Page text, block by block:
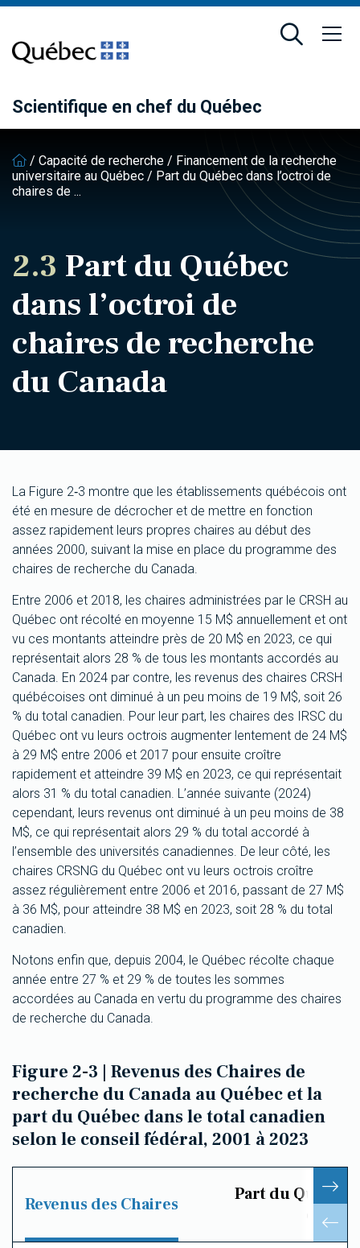
contenu
principal
pied
de
Scientifique en chef du Québec
/ Capacité de recherche / Financement de la recherche
universitaire au Québec / Part du Québec dans l’octroi de
chaires de ...
2.3 Part du Québec
dans l’octroi de
chaires de recherche
du Canada
La Figure 2‑3 montre que les établissements québécois ont
été en mesure de décrocher et de mettre en fonction
assez rapidement leurs propres chaires au début des
années 2000, suivant la mise en place du programme des
chaires de recherche du Canada.
Entre 2006 et 2018, les chaires administrées par le CRSH au
Québec ont récolté en moyenne 15 M$ annuellement et ont
vu ces montants atteindre près de 20 M$ en 2023, ce qui
représentait alors 28 % de tous les montants accordés au
Canada. En 2024 par contre, les revenus des chaires CRSH
québécoises ont diminué à un peu moins de 19 M$, soit 26
% du total canadien. Pour leur part, les chaires des IRSC du
Québec ont vu leurs octrois augmenter lentement de 24 M$
à 29 M$ entre 2006 et 2017 pour ensuite croître
rapidement et atteindre 39 M$ en 2023, ce qui représentait
alors 31 % du total canadien. L’année suivante (2024)
cependant, leurs revenus ont diminué à un peu moins de 38
M$, ce qui représentait alors 29 % du total accordé à
l’ensemble des universités canadiennes. De leur côté, les
chaires CRSNG du Québec ont vu leurs octrois croître
assez régulièrement entre 2006 et 2016, passant de 27 M$
à 36 M$, pour atteindre 38 M$ en 2023, soit 28 % du total
canadien.
Notons enfin que, depuis 2004, le Québec récolte chaque
année entre 27 % et 29 % de toutes les sommes
accordées au Canada en vertu du programme des chaires
de recherche du Canada.
Figure 2-3 | Revenus des Chaires de
recherche du Canada au Québec et la
part du Québec dans le total canadien
selon le conseil fédéral, 2001 à 2023
Revenus des Chaires
Part du Québec